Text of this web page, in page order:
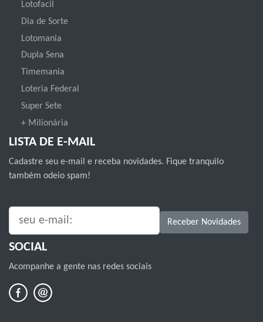
Lotofacil
Dia de Sorte
Lotomania
Dupla Sena
Timemania
Loteria Federal
Super Sete
+ Milionária
LISTA DE E-MAIL
Cadastre seu e-mail e receba novidades. Fique tranquilo
também odeio spam!
SEU E-MAIL: Receber Novidades
SOCIAL
Acompanhe a gente nas redes sociais